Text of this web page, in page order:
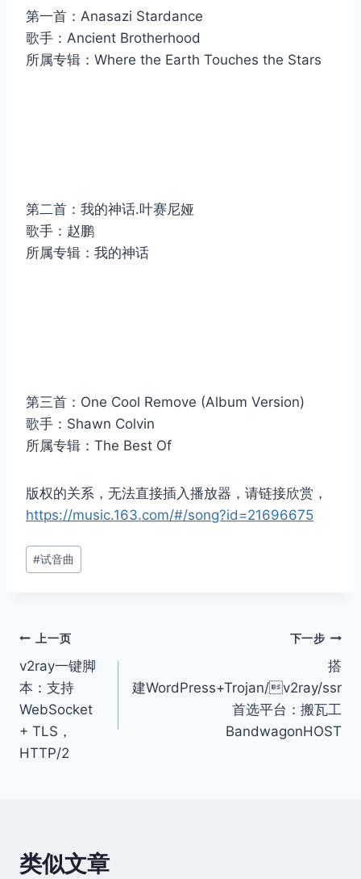
第一首：Anasazi Stardance
歌手：Ancient Brotherhood
所属专辑：Where the Earth Touches the Stars
第二首：我的神话.叶赛尼娅
歌手：赵鹏
所属专辑：我的神话
第三首：One Cool Remove (Album Version)
歌手：Shawn Colvin
所属专辑：The Best Of
版权的关系，无法直接插入播放器，请链接欣赏，
https://music.163.com/#/song?id=21696675
文
章
#试音曲
文
章
导
航
上一页
v2ray一键脚
本：支持
WebSocket
+ TLS，
HTTP/2
下一步
搭
建WordPress+Trojan/v2ray/ssr
首选平台：搬瓦工
BandwagonHOST
类似文章